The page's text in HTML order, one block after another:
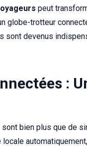
peut
globe-trotteur
sont devenus
:
sont bien plus que de
locale